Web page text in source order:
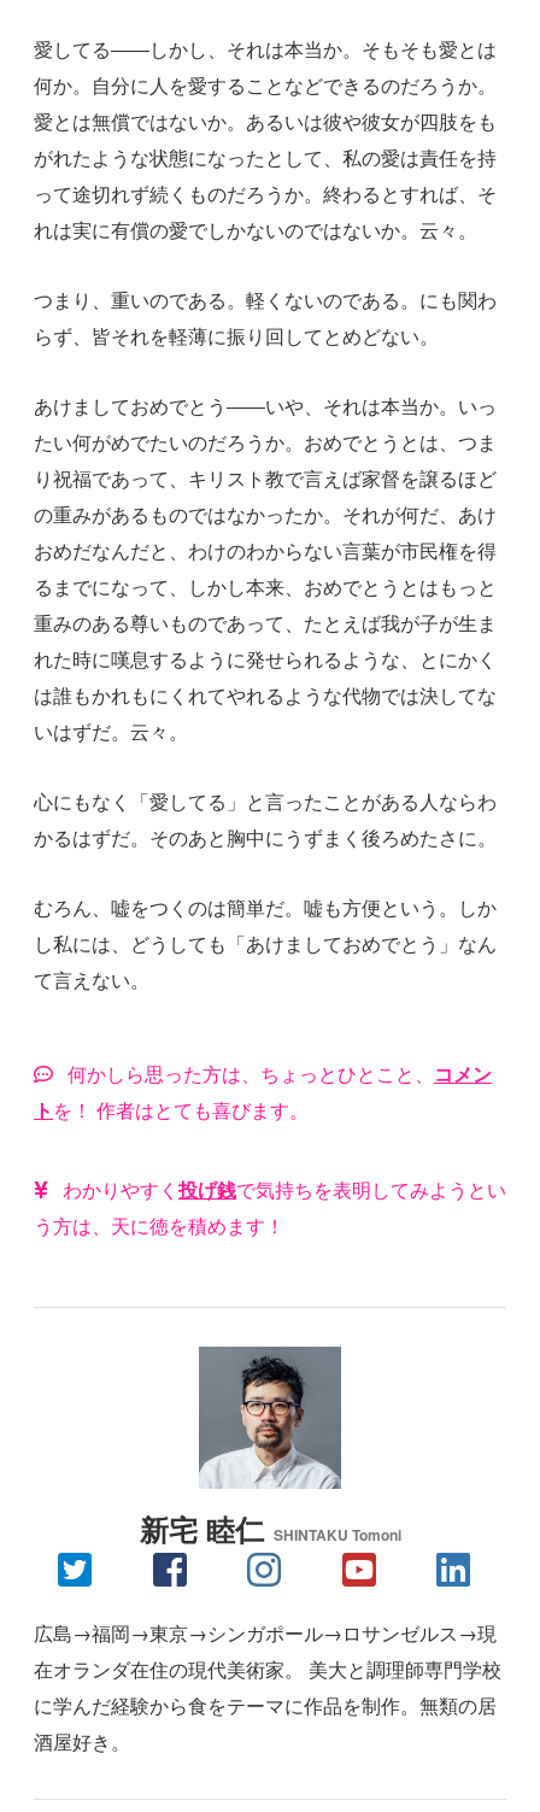
愛してる――しかし、それは本当か。そもそも愛とは
何か。自分に人を愛することなどできるのだろうか。
愛とは無償ではないか。あるいは彼や彼女が四肢をも
がれたような状態になったとして、私の愛は責任を持
って途切れず続くものだろうか。終わるとすれば、そ
れは実に有償の愛でしかないのではないか。云々。
つまり、重いのである。軽くないのである。にも関わ
らず、皆それを軽薄に振り回してとめどない。
あけましておめでとう――いや、それは本当か。いっ
たい何がめでたいのだろうか。おめでとうとは、つま
り祝福であって、キリスト教で言えば家督を譲るほど
の重みがあるものではなかったか。それが何だ、あけ
おめだなんだと、わけのわからない言葉が市民権を得
るまでになって、しかし本来、おめでとうとはもっと
重みのある尊いものであって、たとえば我が子が生ま
れた時に嘆息するように発せられるような、とにかく
は誰もかれもにくれてやれるような代物では決してな
いはずだ。云々。
心にもなく「愛してる」と言ったことがある人ならわ
かるはずだ。そのあと胸中にうずまく後ろめたさに。
むろん、嘘をつくのは簡単だ。嘘も方便という。しか
し私には、どうしても「あけましておめでとう」なん
て言えない。
何かしら思った方は、ちょっとひとこと、 コメン
ト を！ 作者はとても喜びます。
わかりやすく 投げ銭で気持ちを表明してみようとい
う方は、天に徳を積めます！
新宅 睦仁 SHINTAKU Tomoni
広島→福岡→東京→シンガポール→ロサンゼルス→現
在オランダ在住の現代美術家。 美大と調理師専門学校
に学んだ経験から食をテーマに作品を制作。無類の居
酒屋好き。